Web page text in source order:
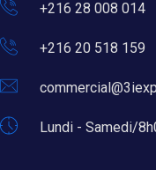
+216 28 008 014
+216 20 518 159
Lundi - Samedi/